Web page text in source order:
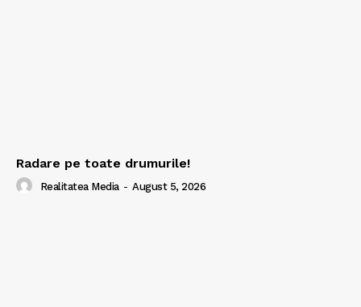
Radare pe toate drumurile!
Realitatea Media - August 5, 2026